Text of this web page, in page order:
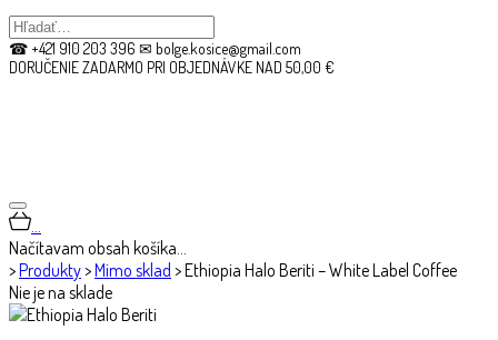
☎ +421 910 203 396 ✉ bolge.kosice@gmail.com
DORUČENIE ZADARMO PRI OBJEDNÁVKE NAD 50,00 €
…
Načítavam obsah košíka…
>Produkty>Mimo sklad >Ethiopia Halo Beriti – White Label Coffee
Nie je na sklade